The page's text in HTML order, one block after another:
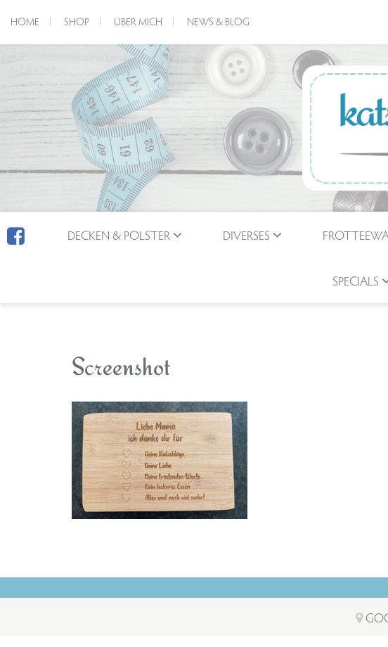
HOME SHOP ÜBER MICH NEWS & BLOG
DECKEN & POLSTER DIVERSES
SPECIALS
Screenshot